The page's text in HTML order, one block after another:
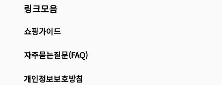
링크모음
쇼핑가이드
자주묻는질문(FAQ)
개인정보보호방침